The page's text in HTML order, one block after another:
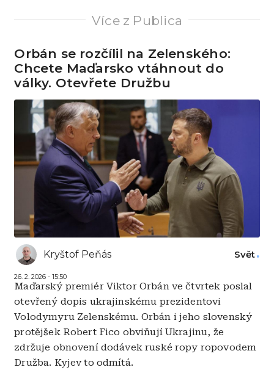
Více z Publica
Orbán se rozčílil na Zelenského:
Chcete Maďarsko vtáhnout do
války. Otevřete Družbu
Kryštof Peňás
26. 2. 2026 - 15:50
Svět
Maďarský premiér Viktor Orbán ve čtvrtek poslal
otevřený dopis ukrajinskému prezidentovi
Volodymyru Zelenskému. Orbán i jeho slovenský
protějšek Robert Fico obviňují Ukrajinu, že
zdržuje obnovení dodávek ruské ropy ropovodem
Družba. Kyjev to odmítá.